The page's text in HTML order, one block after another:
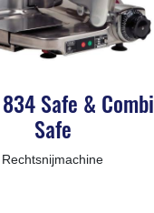
834 Safe & Combi
Safe
Rechtsnijmachine